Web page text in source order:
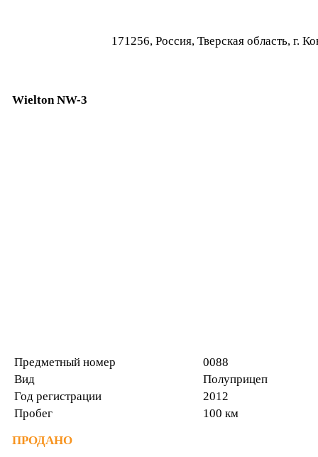
171256, Россия, Тверская область, г.
Wielton NW-3
Предметный номер
0088
Вид
Полуприцеп
Год регистрации
2012
Пробег
100 км
ПРОДАНО